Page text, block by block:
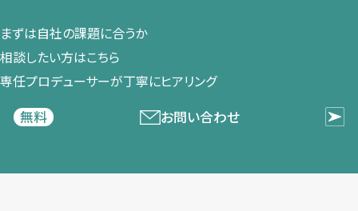
まずは​自社の​課題に​合うか​
相談したい方は​こちら
専任プロデューサーが​丁寧に​ヒアリング
無料
お問い合わせ